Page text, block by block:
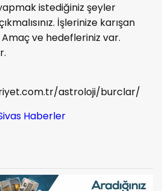
istediğiniz şeyler
İşlerinize karışan
ve hedefleriniz var.
astroloji/burclar/
Haberler